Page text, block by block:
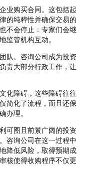
业购买合同。这包括起
的纯粹性并确保交易的
不会停止：专家们会继
监管机构互动。
队。咨询公司成为投资
责大部分行政工作，让
化障碍，这些障碍往往
简化了流程，而且还保
办理。
可图且前景广阔的投资
咨询公司在这一过程中
降低风险，取得预期成
核使得收购程序不仅更